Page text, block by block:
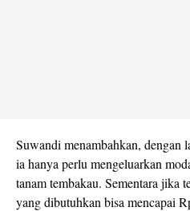
Suwandi menambahkan, dengan
ia hanya perlu mengeluarkan
tanam tembakau. Sementara jika
yang dibutuhkan bisa mencapai